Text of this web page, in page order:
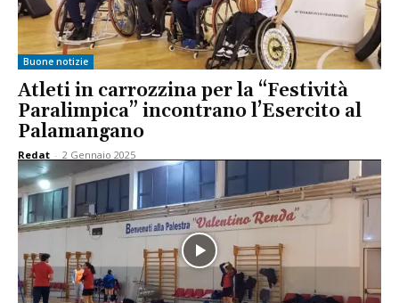
Buone notizie
Atleti in carrozzina per la “Festività
Paralimpica” incontrano l’Esercito al
Palamangano
Redat - 2 Gennaio 2025